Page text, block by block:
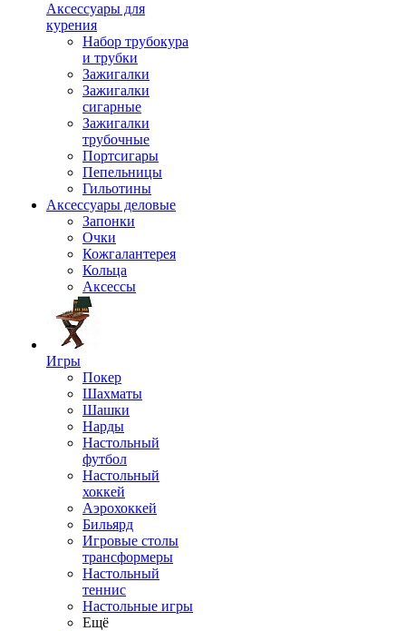
Аксессуары для
курения
Набор трубокура
и трубки
Зажигалки
Зажигалки
сигарные
Зажигалки
трубочные
Портсигары
Пепельницы
Гильотины
Аксессуары деловые
Запонки
Очки
Кожгалантерея
Кольца
Аксессы
Игры
Покер
Шахматы
Шашки
Нарды
Настольный
футбол
Настольный
хоккей
Аэрохоккей
Бильярд
Игровые столы
трансформеры
Настольный
теннис
Настольные игры
Ещё